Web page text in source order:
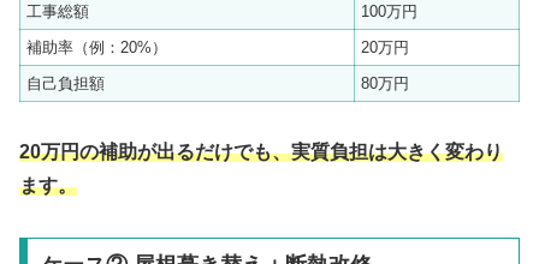
工事総額
100万円
補助率（例：20%）
20万円
自己負担額
80万円
20万円の補助が出るだけでも、実質負担は大きく変わり
ます。